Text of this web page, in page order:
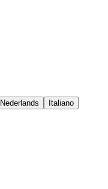
Nederlands
Italiano